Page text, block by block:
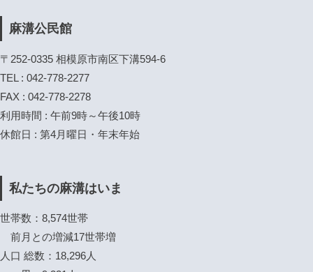
麻溝公民館
〒252-0335 相模原市南区下溝594-6
TEL : 042-778-2277
FAX : 042-778-2278
利用時間 : 午前9時～午後10時
休館日 : 第4月曜日・年末年始
私たちの麻溝はいま
世帯数：8,574世帯
前月との増減17世帯増
人口 総数：18,296人